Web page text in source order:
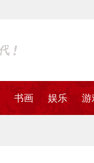
书画 娱乐 游